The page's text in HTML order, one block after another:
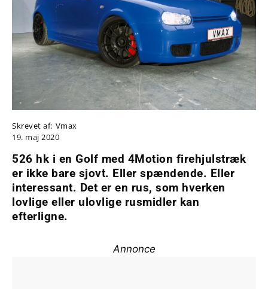
Skrevet af: Vmax
19. maj 2020
526 hk i en Golf med 4Motion firehjulstræk
er ikke bare sjovt. Eller spændende. Eller
interessant. Det er en rus, som hverken
lovlige eller ulovlige rusmidler kan
efterligne.
Annonce